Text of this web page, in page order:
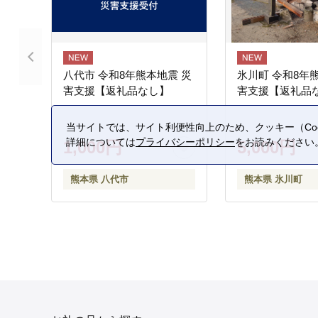
八代市 令和8年熊本地震 災
害支援【返礼品なし】
1,000円
熊本県 八代市
氷川町 令和8年
害支援【返礼品
5,000円
熊本県 氷川町
当サイトでは、サイト利便性向上のため、クッキー（
詳細についてはプライバシーポリシーをお読みください